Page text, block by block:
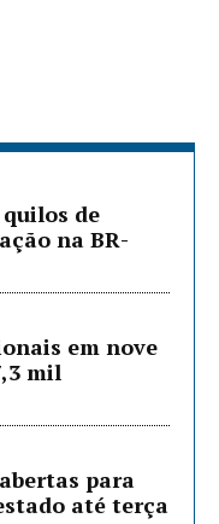
de
na BR-
em nove
mil
para
até terça